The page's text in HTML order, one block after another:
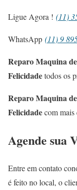
Ligue Agora ! (11)
WhatsApp (11) 9
Reparo Maquina
Felicidadetodos os
Reparo Maquina
Felicidadecom mais
Agende sua
Entre em contato
é feito no local, o